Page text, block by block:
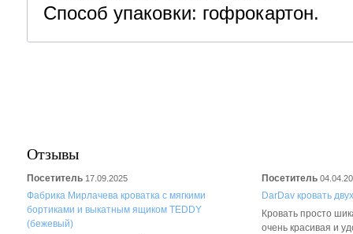
Способ упаковки: гофрокартон.
Отзывы
Посетитель 17.09.2025
Фабрика Мирлачева кроватка с мягкими
бортиками и выкатным ящиком TEDDY
(бежевый)
Посетитель
DarDav кровать
Кровать просто
очень красивая и